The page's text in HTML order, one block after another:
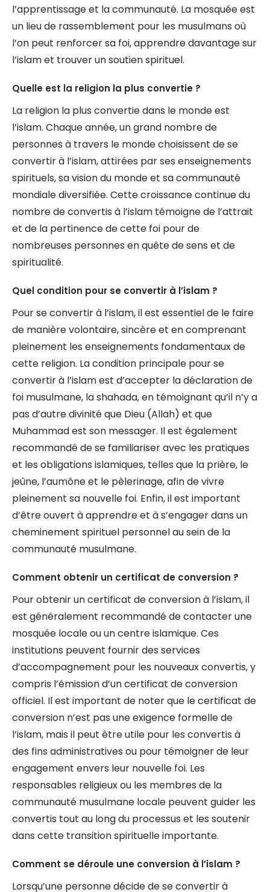
l’apprentissage et la communauté. La mosquée est
un lieu de rassemblement pour les musulmans où
l’on peut renforcer sa foi, apprendre davantage sur
l’islam et trouver un soutien spirituel.
Quelle est la religion la plus convertie ?
La religion la plus convertie dans le monde est
l’islam. Chaque année, un grand nombre de
personnes à travers le monde choisissent de se
convertir à l’islam, attirées par ses enseignements
spirituels, sa vision du monde et sa communauté
mondiale diversifiée. Cette croissance continue du
nombre de convertis à l’islam témoigne de l’attrait
et de la pertinence de cette foi pour de
nombreuses personnes en quête de sens et de
spiritualité.
Quel condition pour se convertir à l’islam ?
Pour se convertir à l’islam, il est essentiel de le faire
de manière volontaire, sincère et en comprenant
pleinement les enseignements fondamentaux de
cette religion. La condition principale pour se
convertir à l’islam est d’accepter la déclaration de
foi musulmane, la shahada, en témoignant qu’il n’y a
pas d’autre divinité que Dieu (Allah) et que
Muhammad est son messager. Il est également
recommandé de se familiariser avec les pratiques
et les obligations islamiques, telles que la prière, le
jeûne, l’aumône et le pèlerinage, afin de vivre
pleinement sa nouvelle foi. Enfin, il est important
d’être ouvert à apprendre et à s’engager dans un
cheminement spirituel personnel au sein de la
communauté musulmane.
Comment obtenir un certificat de conversion ?
Pour obtenir un certificat de conversion à l’islam, il
est généralement recommandé de contacter une
mosquée locale ou un centre islamique. Ces
institutions peuvent fournir des services
d’accompagnement pour les nouveaux convertis, y
compris l’émission d’un certificat de conversion
officiel. Il est important de noter que le certificat de
conversion n’est pas une exigence formelle de
l’islam, mais il peut être utile pour les convertis à
des fins administratives ou pour témoigner de leur
engagement envers leur nouvelle foi. Les
responsables religieux ou les membres de la
communauté musulmane locale peuvent guider les
convertis tout au long du processus et les soutenir
dans cette transition spirituelle importante.
Comment se déroule une conversion à l’islam ?
Lorsqu’une personne décide de se convertir à